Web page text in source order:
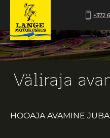
+372
Väliraja
HOOAJA AVAMINE